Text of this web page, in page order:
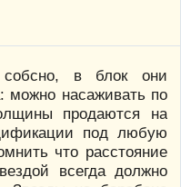
в блок они
можно насаживать по
продаются на
под любую
что расстояние
всегда должно